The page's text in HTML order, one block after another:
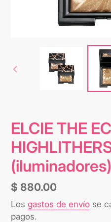
ELCIE THE
(iluminadores)
Precio
habitual
$ 880.00
Los gastos de envío se
pagos.